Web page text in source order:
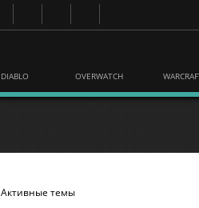
DIABLO OVERWATCH
Активные темы